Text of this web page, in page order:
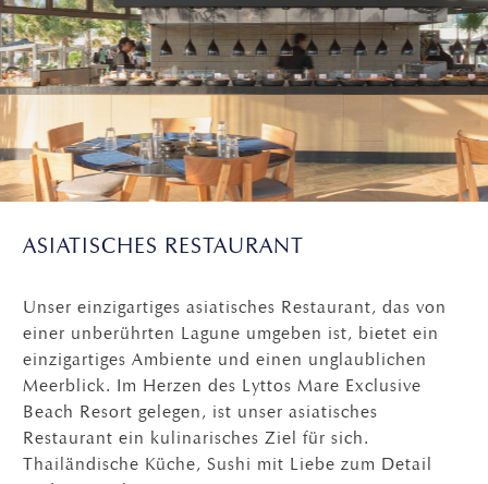
ASIATISCHES RESTAURANT
Unser einzigartiges asiatisches Restaurant, das von
einer unberührten Lagune umgeben ist, bietet ein
einzigartiges Ambiente und einen unglaublichen
Meerblick. Im Herzen des Lyttos Mare Exclusive
Beach Resort gelegen, ist unser asiatisches
Restaurant ein kulinarisches Ziel für sich.
Thailändische Küche, Sushi mit Liebe zum Detail